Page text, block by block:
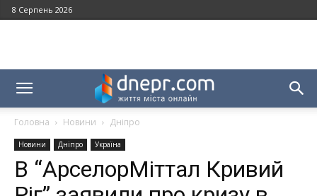
8 Серпень 2026
Головна Новини Дніпро
Новини Дніпро Україна
В “АрселорМіттал Кривий